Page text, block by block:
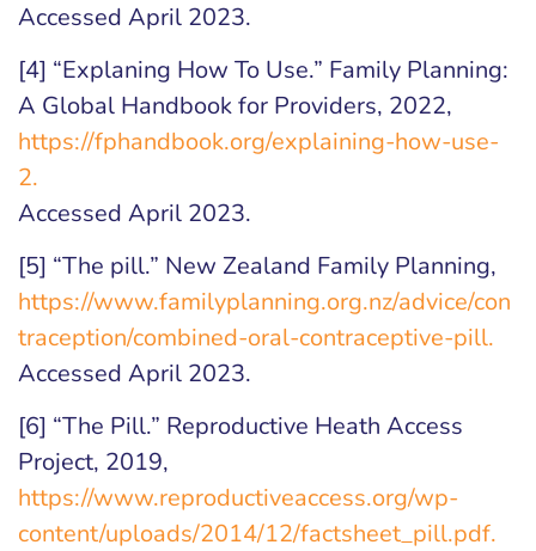
Accessed April 2023.
[4] “Explaning How To Use.” Family Planning:
A Global Handbook for Providers, 2022,
https://fphandbook.org/explaining-how-use-
2.
Accessed April 2023.
[5] “The pill.” New Zealand Family Planning,
https://www.familyplanning.org.nz/advice/con
traception/combined-oral-contraceptive-pill.
Accessed April 2023.
[6] “The Pill.” Reproductive Heath Access
Project, 2019,
https://www.reproductiveaccess.org/wp-
content/uploads/2014/12/factsheet_pill.pdf.